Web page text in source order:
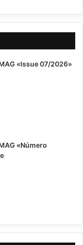
«Issue 07/2026»
«Número